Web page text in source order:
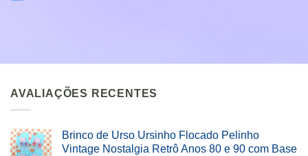
AVALIAÇÕES RECENTES
Brinco de Urso Ursinho Flocado Pelinho
Vintage Nostalgia Retrô Anos 80 e 90 com Base